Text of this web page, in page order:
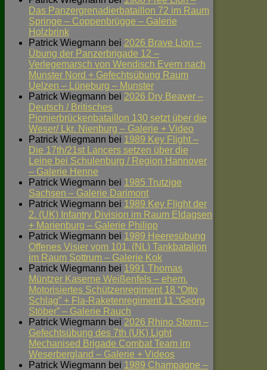
Das Panzergrenadierbataillon 72 im Raum
Springe – Coppenbrügge – Galerie
Holzbrink
Patrick Wiegmann bei 2026 Brave Lion –
Übung der Panzerbrigade 12 –
Verlegemarsch von Wendisch Evern nach
Munster Nord + Gefechtsübung Raum
Uelzen – Lüneburg – Munster
Patrick Wiegmann bei 2026 Dry Beaver –
Deutsch / Britisches
Pionierbrückenbataillon 130 setzt über die
Weser/ Lkr. Nienburg – Galerie + Video
Patrick Wiegmann bei 1989 Key Flight –
Die 17th/21st Lancers setzen über die
Leine bei Schulenburg / Region Hannover
– Galerie Henne
Patrick Wiegmann bei 1985 Trutzige
Sachsen – Galerie Darimont
Patrick Wiegmann bei 1989 Key Flight der
2. (UK) Infantry Division im Raum Eldagsen
+ Marienburg – Galerie Philipp
Patrick Wiegmann bei 1989 Heeresübung
Offenes Visier vom 101. (NL) Tankbataljon
im Raum Sottrum – Galerie Kok
Patrick Wiegmann bei 1991 Thomas
Müntzer Kaserne Weißenfels – ehem.
Motorisiertes Schützenregiment 18 “Otto
Schlag” + Fla-Raketenregiment 11 “Georg
Stöber” – Galerie Rauch
Patrick Wiegmann bei 2026 Rhino Storm –
Gefechtsübung des 7th (UK) Light
Mechanised Brigade Combat Team im
Weserbergland – Galerie + Videos
Patrick Wiegmann bei 1989 Champagne –